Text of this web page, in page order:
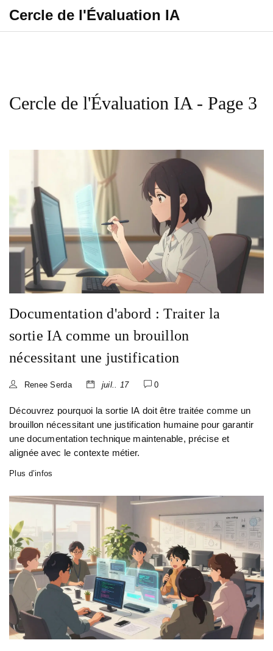
Cercle de l'Évaluation IA
Cercle de l'Évaluation IA - Page 3
Documentation d'abord : Traiter la
sortie IA comme un brouillon
nécessitant une justification
Renee Serda juil.. 17 0
Découvrez pourquoi la sortie IA doit être traitée comme un
brouillon nécessitant une justification humaine pour garantir
une documentation technique maintenable, précise et
alignée avec le contexte métier.
Plus d’infos